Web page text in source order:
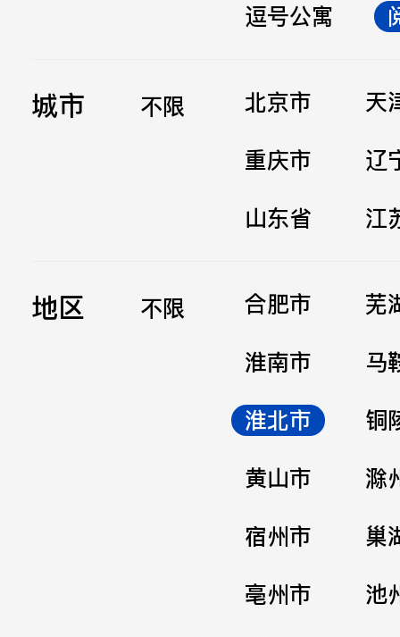
逗号公寓
城市 不限 北京市
天
重庆市
辽
山东省
江
地区 不限 合肥市
芜
淮南市
马
淮北市
铜
黄山市
滁
宿州市
巢
亳州市
池
立即提交